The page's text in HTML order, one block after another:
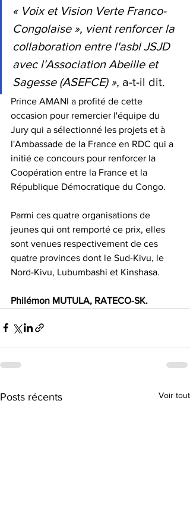
« Voix et Vision Verte Franco-
Congolaise », vient renforcer la
collaboration entre l'asbl JSJD
avec l'Association Abeille et
Sagesse (ASEFCE) », a-t-il dit.
Prince AMANI a profité de cette
occasion pour remercier l'équipe du
Jury qui a sélectionné les projets et à
l'Ambassade de la France en RDC qui a
initié ce concours pour renforcer la
Coopération entre la France et la
République Démocratique du Congo.
Parmi ces quatre organisations de
jeunes qui ont remporté ce prix, elles
sont venues respectivement de ces
quatre provinces dont le Sud-Kivu, le
Nord-Kivu, Lubumbashi et Kinshasa.
Philémon MUTULA, RATECO-SK.
Posts récents Voir tout